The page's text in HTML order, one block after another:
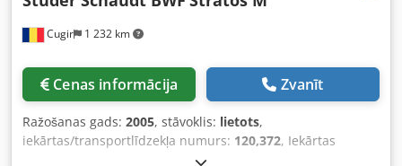
Cugir 1 232 km
Cenas informācija Zvanīt
Ražošanas gads: 2005, stāvoklis: lietots,
iekārtas/transportlīdzekļa numurs: 120,372, Iekārtas
pārdošana būs pieejama, sākot no 2027. gada marta, jo